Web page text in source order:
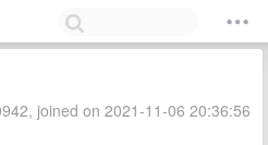
joined on 2021-11-06 20:36:56